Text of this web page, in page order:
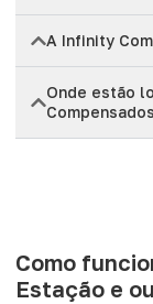
A Infinity
Onde estão
Como
Estação e